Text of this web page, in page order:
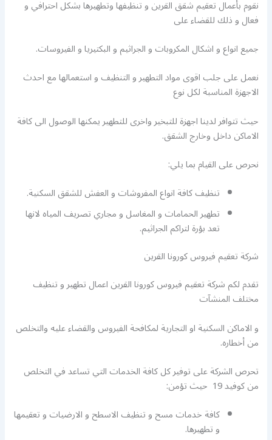
نقوم بأعمال تعقيم شقق القرين و تنظيفها وتطهيرها بشكل احترافي و
فعال و ذلك للقضاء على
جميع انواع و اشكال المكروبات و الجراثيم و البكتيريا و الفيروسات.
نعمل على جلب اقوى مواد التطهير و التنظيف و استعمالها مع احدث
الاجهزة المناسبة لكل نوع
حيث تتوافر لدينا اجهزة للتبخير واخرى للتطهير يمكنها الوصول الى كافة
الاماكن داخل وخارج الشقق.
نحرص على القيام بما يلي:
تنظيف كافة انواع المفروشات و العفش للشقق السكنية.
تطهير الحمامات و المغاسل و مجاري تصريف المياه لانها
تعد بؤرة لتراكم الجراثيم.
شركة تعقيم فيروس كورونا القرين
تقدم لكم شركة تعقيم فيروس كورونا القرين اعمال تطهير و تنظيف
مختلف المنشآت
و الاماكن السكنية او التجارية لمكافحة الفيروس والقضاء عليه والتخلص
من أخطاره.
تحرص الشركة على توفير كل كافة الخدمات التي تساعد في التخلص
من كوفيد 19 حيث تؤمن:
كافة خدمات مسح و تنظيف الاسطح و الارضيات و تعقيمها
و تطهيرها.